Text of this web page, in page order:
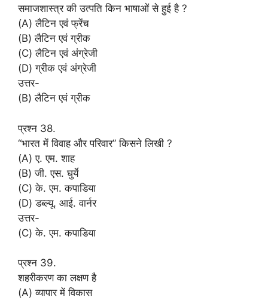
समाजशास्त्र की उत्पति किन भाषाओं से हुई है ?
(A) लैटिन एवं फ्रेंच
(B) लैटिन एवं ग्रीक
(C) लैटिन एवं अंग्रेजी
(D) ग्रीक एवं अंग्रेजी
उत्तर-
(B) लैटिन एवं ग्रीक
प्रश्न 38.
“भारत में विवाह और परिवार” किसने लिखी ?
(A) ए. एम. शाह
(B) जी. एस. घुर्ये
(C) के. एम. कपाडिया
(D) डब्ल्यू. आई. वार्नर
उत्तर-
(C) के. एम. कपाडिया
प्रश्न 39.
शहरीकरण का लक्षण है
(A) व्यापार में विकास